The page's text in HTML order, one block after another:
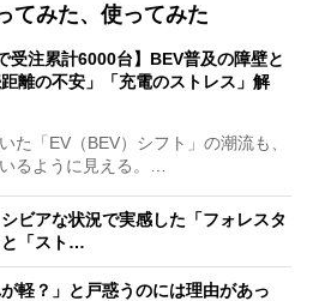
てみた、使ってみた
受注累計6000台】BEV普及の障壁と
離の不安」「充電のストレス」解
「EV（BEV）シフト」の潮流も、
るように見える。…
ビアな状況で実感した「フォレスタ
「スト…
軽？」と戸惑うのには理由があっ